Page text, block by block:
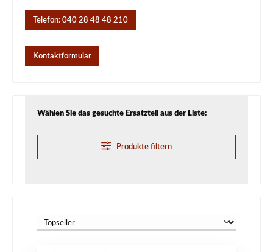
Telefon: 040 28 48 48 210
Kontaktformular
Wählen Sie das gesuchte Ersatzteil aus der Liste:
Produkte filtern